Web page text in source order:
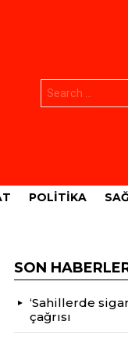
POLITIKA
SON
‘Sahillerde
çağrısı